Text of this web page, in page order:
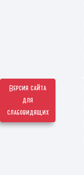
Версия сайта
для
слабовидящих